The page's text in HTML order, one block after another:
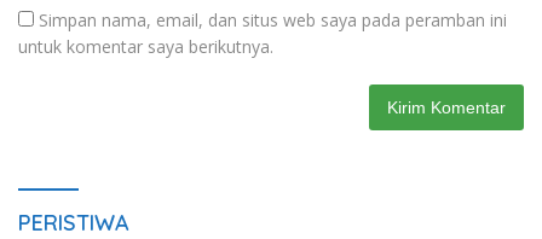
Simpan nama, email, dan situs web saya pada peramban ini
untuk komentar saya berikutnya.
PERISTIWA